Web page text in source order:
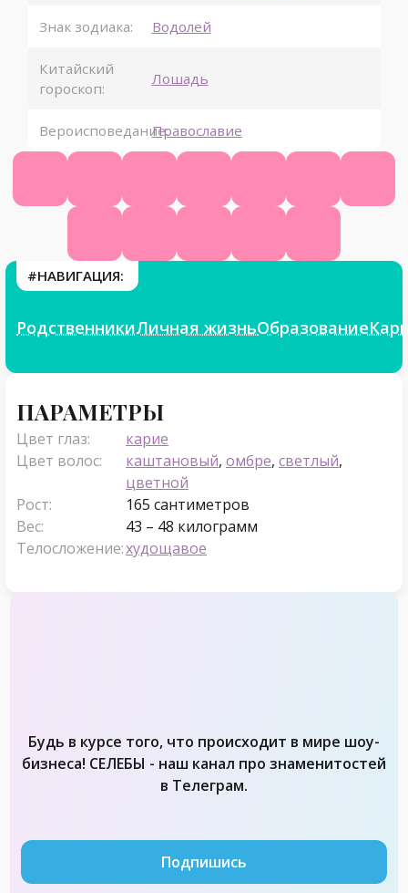
Знак зодиака: Водолей
Китайский
гороскоп:
Лошадь
Вероисповедание:Православие
#НАВИГАЦИЯ:
РодственникиЛичная жизньОбразование
ПАРАМЕТРЫ
Цвет глаз:
карие
Цвет волос:
каштановый, омбре, светлый,
цветной
Рост:
165 сантиметров
Вес:
43 – 48 килограмм
Телосложение:худощавое
Будь в курсе того, что происходит в мире шоу-
бизнеса! СЕЛЕБЫ - наш канал про знаменитостей
в Телеграм.
Подпишись